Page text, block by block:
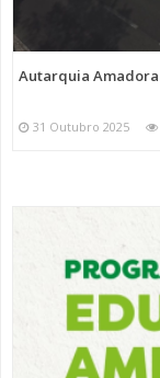
Autarquia
31 Outubro 2025